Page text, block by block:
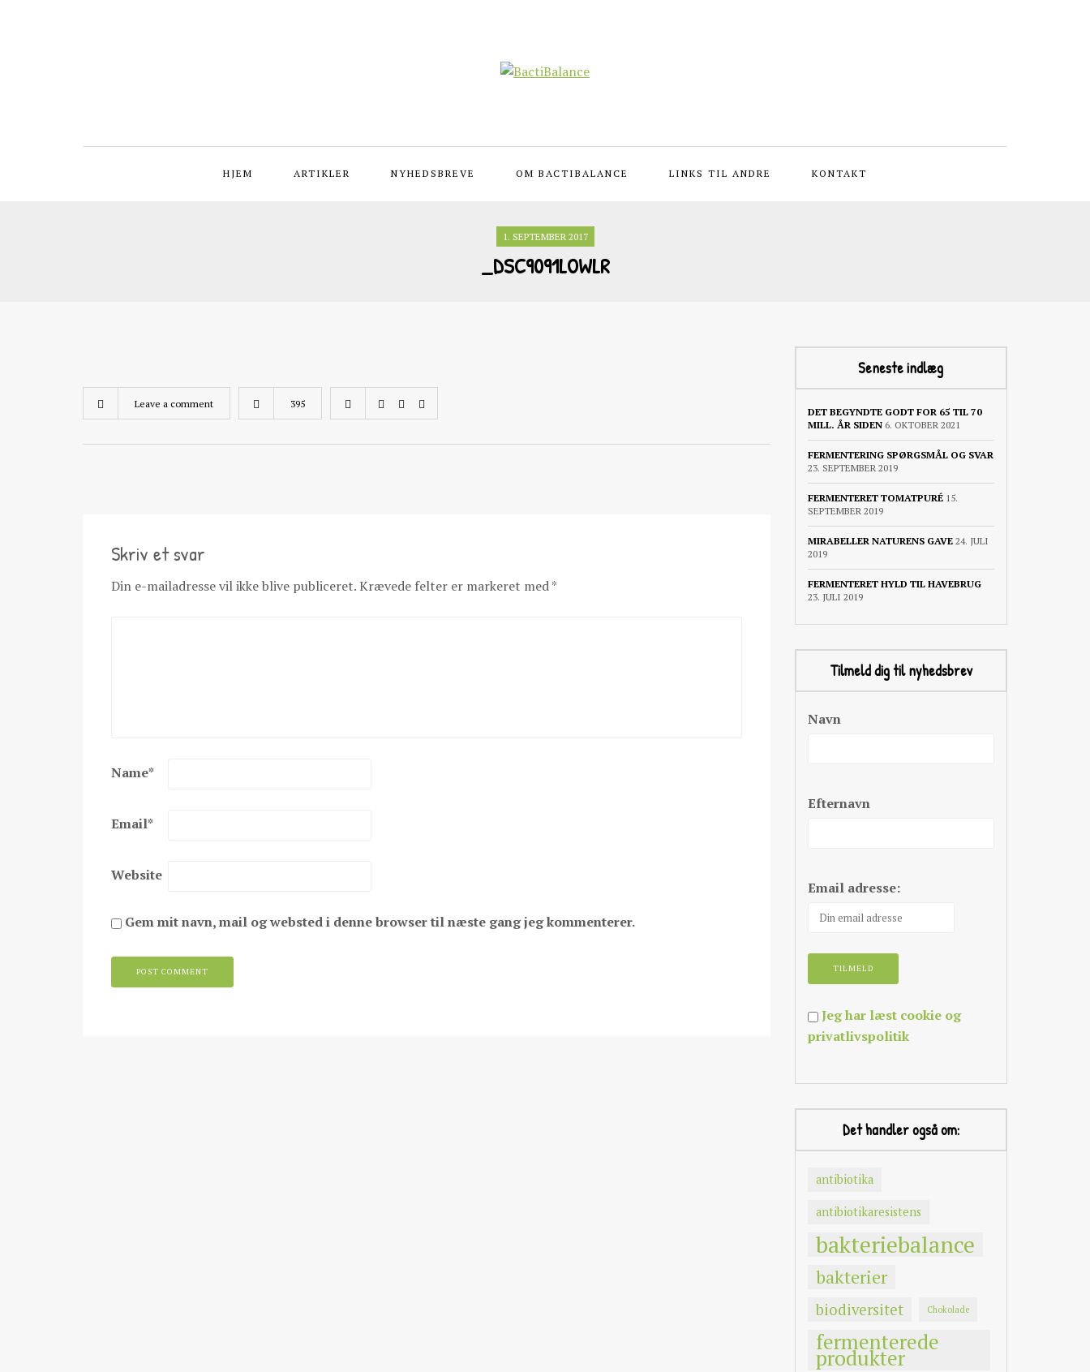
HJEM ARTIKLER NYHEDSBREVE OM BACTIBALANCE LINKS TIL ANDRE KONTAKT
1. SEPTEMBER 2017
_DSC9091LOWLR
Leave a comment 395
Skriv et svar
Din e-mailadresse vil ikke blive publiceret.Krævede felter er markeret med*
Name*
Email*
Website
Gem mit navn, mail og websted i denne browser til næste gang jeg kommenterer.
Seneste indlæg
DET BEGYNDTE GODT FOR 65 TIL 70
MILL. ÅR SIDEN 6. OKTOBER 2021
FERMENTERING SPØRGSMÅL OG SVAR
23. SEPTEMBER 2019
FERMENTERET TOMATPURÉ 15.
SEPTEMBER 2019
MIRABELLER NATURENS GAVE 24. JULI
2019
FERMENTERET HYLD TIL HAVEBRUG
23. JULI 2019
Tilmeld dig til nyhedsbrev
Navn
Efternavn
Email adresse:
Jeg har læst cookie og
privatlivspolitik
Det handler også om:
antibiotika
antibiotikaresistens
bakteriebalance
bakterier
biodiversitet Chokolade
fermenterede
produkter